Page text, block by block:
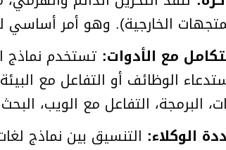
الخارجية). وهو أمر أساسي
مع الأدوات: تستخدم نماذج
الوظائف أو التفاعل مع
البرمجة، التفاعل مع الويب،
الوكلاء: التنسيق بين نماذج